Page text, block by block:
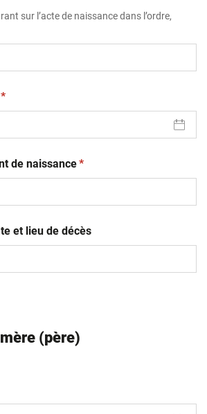
sur l’acte de naissance dans l’ordre,
(obligatoire)
*
de naissance(obligatoire)
*
et lieu de décès
(père)